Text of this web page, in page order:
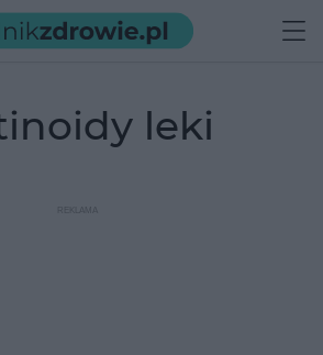
leki